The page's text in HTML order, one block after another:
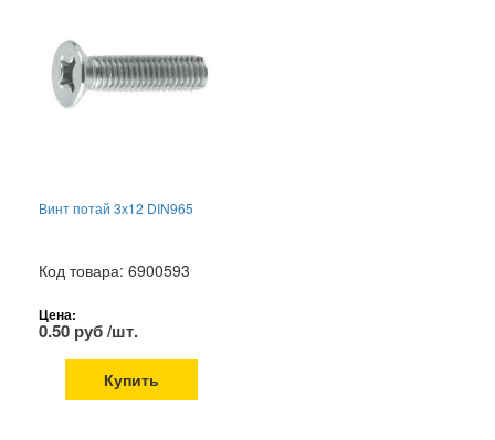
Винт потай 3х12 DIN965
Код товара: 6900593
Цена:
0.50 руб /шт.
Купить